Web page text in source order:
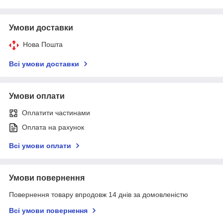
Умови доставки
Нова Пошта
Всі умови доставки
Умови оплати
Оплатити частинами
Оплата на рахунок
Всі умови оплати
Умови повернення
Повернення товару впродовж 14 днів за домовленістю
Всі умови повернення